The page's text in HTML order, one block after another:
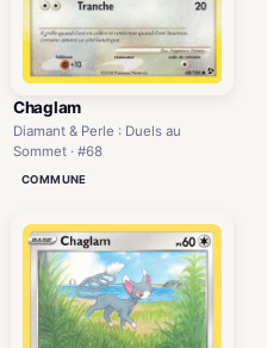
Chaglam
Diamant & Perle : Duels au
Sommet · #68
COMMUNE